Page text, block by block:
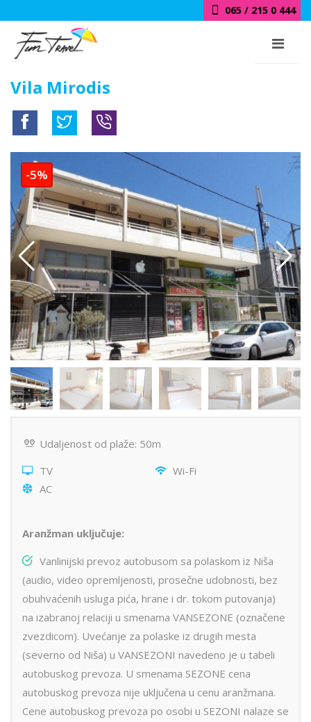
065 / 215 0 444
Vila Mirodis
-5%
Udaljenost od plaže: 50m
TV
Wi-Fi
AC
Aranžman uključuje:
Vanlinijski prevoz autobusom sa polaskom iz Niša
(audio, video opremljenosti, prosečne udobnosti, bez
obuhvaćenih usluga pića, hrane i dr. tokom putovanja)
na izabranoj relaciji u smenama VANSEZONE (označene
zvezdicom). Uvećanje za polaske iz drugih mesta
(severno od Niša) u VANSEZONI navedeno je u tabeli
autobuskog prevoza. U smenama SEZONE cena
autobuskog prevoza nije uključena u cenu aranžmana.
Cene autobuskog prevoza po osobi u SEZONI nalaze se